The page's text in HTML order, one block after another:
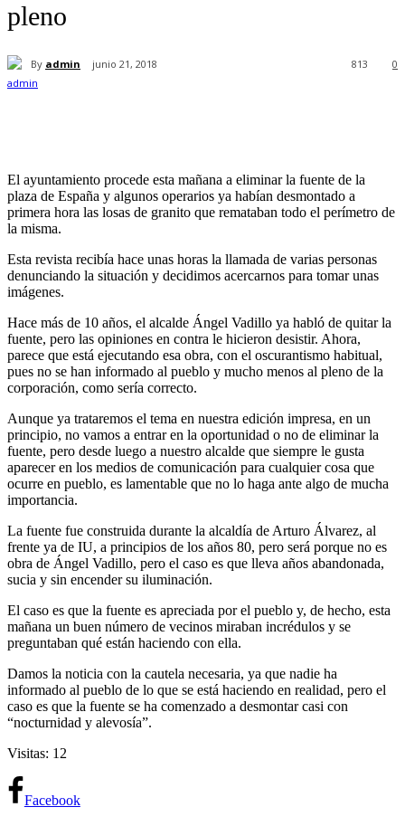
pleno
By admin junio 21, 2018 0
813
El ayuntamiento procede esta mañana a eliminar la fuente de la
plaza de España y algunos operarios ya habían desmontado a
primera hora las losas de granito que remataban todo el perímetro de
la misma.
Esta revista recibía hace unas horas la llamada de varias personas
denunciando la situación y decidimos acercarnos para tomar unas
imágenes.
Hace más de 10 años, el alcalde Ángel Vadillo ya habló de quitar la
fuente, pero las opiniones en contra le hicieron desistir. Ahora,
parece que está ejecutando esa obra, con el oscurantismo habitual,
pues no se han informado al pueblo y mucho menos al pleno de la
corporación, como sería correcto.
Aunque ya trataremos el tema en nuestra edición impresa, en un
principio, no vamos a entrar en la oportunidad o no de eliminar la
fuente, pero desde luego a nuestro alcalde que siempre le gusta
aparecer en los medios de comunicación para cualquier cosa que
ocurre en pueblo, es lamentable que no lo haga ante algo de mucha
importancia.
La fuente fue construida durante la alcaldía de Arturo Álvarez, al
frente ya de IU, a principios de los años 80, pero será porque no es
obra de Ángel Vadillo, pero el caso es que lleva años abandonada,
sucia y sin encender su iluminación.
El caso es que la fuente es apreciada por el pueblo y, de hecho, esta
mañana un buen número de vecinos miraban incrédulos y se
preguntaban qué están haciendo con ella.
Damos la noticia con la cautela necesaria, ya que nadie ha
informado al pueblo de lo que se está haciendo en realidad, pero el
caso es que la fuente se ha comenzado a desmontar casi con
“nocturnidad y alevosía”.
Visitas: 12
Facebook